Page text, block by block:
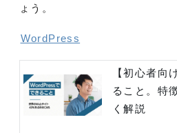
ょう。
WordPress
【初心者向
ること。特
く解説